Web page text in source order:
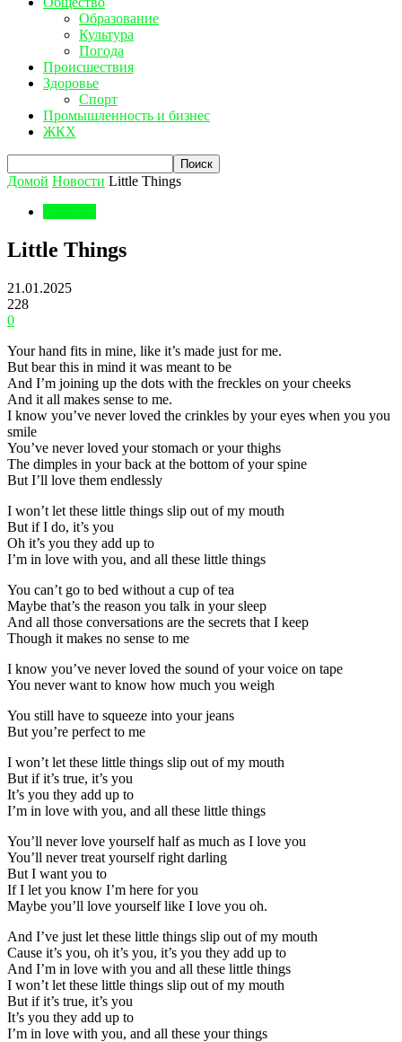
Образование
Культура
Погода
Происшествия
Здоровье
Спорт
Промышленность и бизнес
ЖКХ
Домой Новости Little Things
Little Things
21.01.2025
228
0
Your hand fits in mine, like it’s made just for me.
But bear this in mind it was meant to be
And I’m joining up the dots with the freckles on your cheeks
And it all makes sense to me.
I know you’ve never loved the crinkles by your eyes when you you
smile
You’ve never loved your stomach or your thighs
The dimples in your back at the bottom of your spine
But I’ll love them endlessly
I won’t let these little things slip out of my mouth
But if I do, it’s you
Oh it’s you they add up to
I’m in love with you, and all these little things
You can’t go to bed without a cup of tea
Maybe that’s the reason you talk in your sleep
And all those conversations are the secrets that I keep
Though it makes no sense to me
I know you’ve never loved the sound of your voice on tape
You never want to know how much you weigh
You still have to squeeze into your jeans
But you’re perfect to me
I won’t let these little things slip out of my mouth
But if it’s true, it’s you
It’s you they add up to
I’m in love with you, and all these little things
You’ll never love yourself half as much as I love you
You’ll never treat yourself right darling
But I want you to
If I let you know I’m here for you
Maybe you’ll love yourself like I love you oh.
And I’ve just let these little things slip out of my mouth
Cause it’s you, oh it’s you, it’s you they add up to
And I’m in love with you and all these little things
I won’t let these little things slip out of my mouth
But if it’s true, it’s you
It’s you they add up to
I’m in love with you, and all these your things